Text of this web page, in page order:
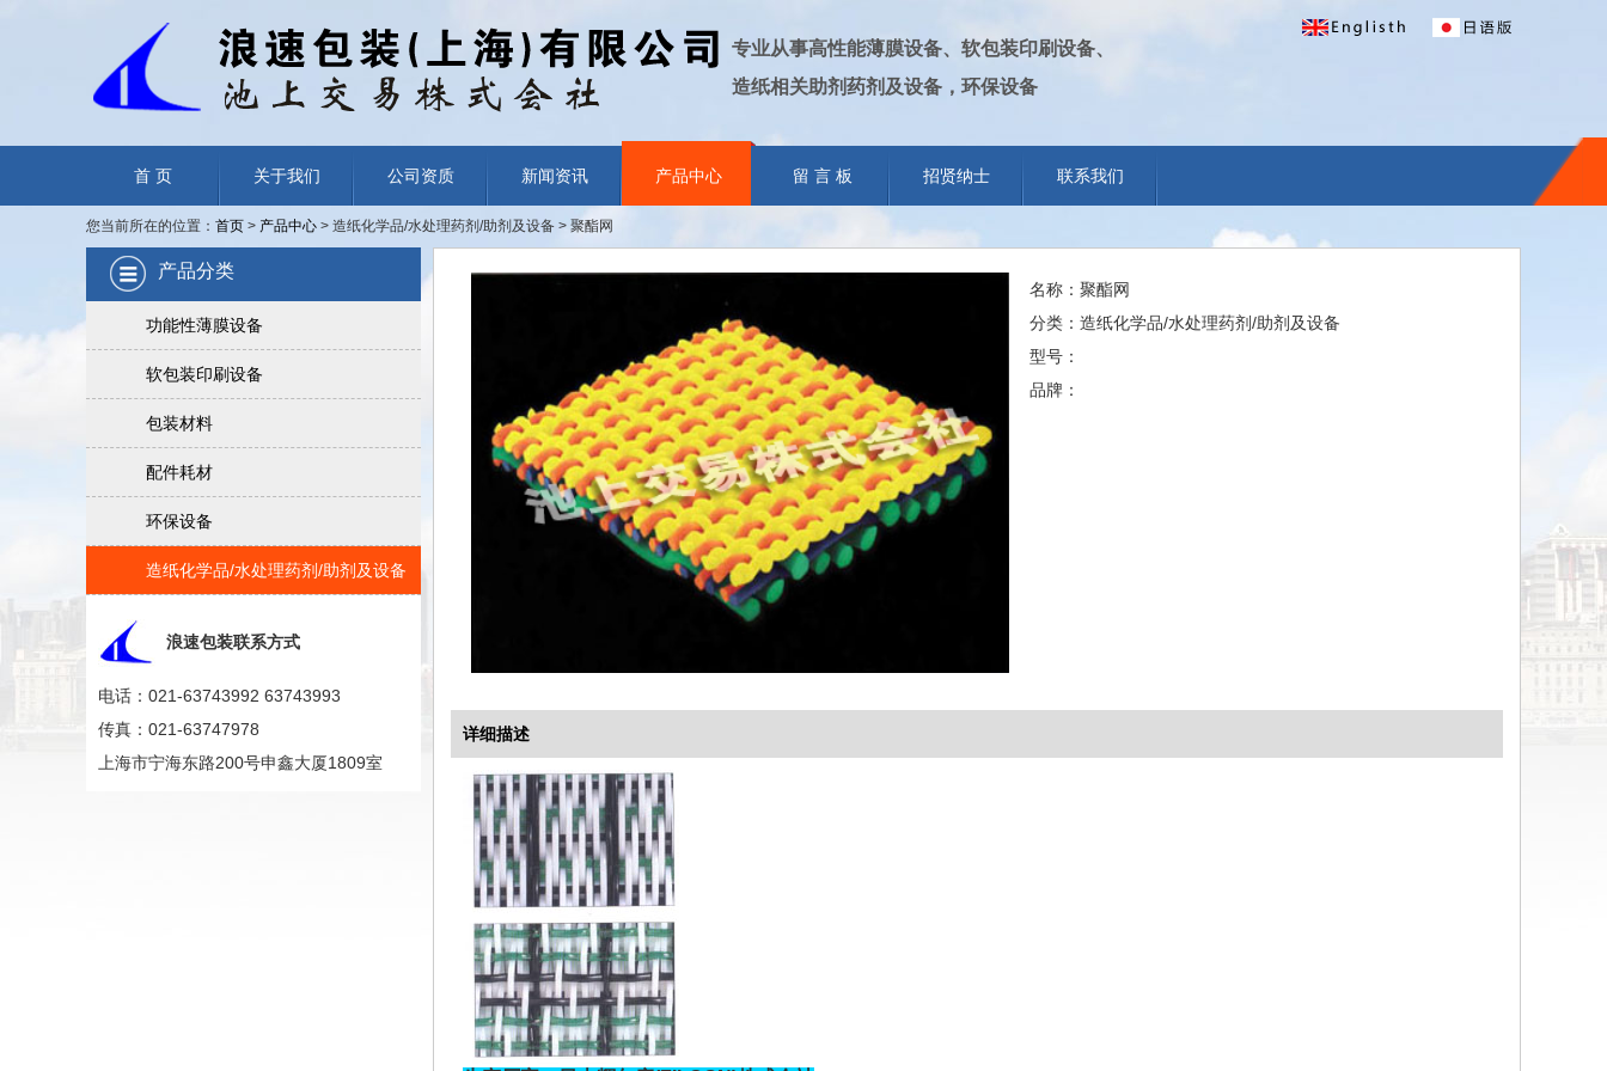
专业从事高性能薄膜设备、软包装印刷设备、
造纸相关助剂药剂及设备，环保设备
首 页 关于我们 公司资质 新闻资讯 产品中心 留 言 板 招贤纳士 联系我们
您当前所在的位置： 首页 > 产品中心 > 造纸化学品/水处理药剂/助剂及设备 > 聚酯网
产品分类
功能性薄膜设备
软包装印刷设备
包装材料
配件耗材
环保设备
造纸化学品/水处理药剂/助剂及设备
浪速包装联系方式
电话：021-63743992 63743993
传真：021-63747978
上海市宁海东路200号申鑫大厦1809室
名称：聚酯网
分类：造纸化学品/水处理药剂/助剂及设备
型号：
品牌：
详细描述